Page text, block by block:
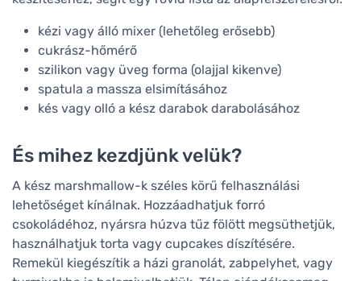
kézi vagy álló mixer (lehetőleg erősebb)
cukrász-hőmérő
szilikon vagy üveg forma (olajjal kikenve)
spatula a massza elsimításához
kés vagy olló a kész darabok darabolásához
És mihez kezdjünk velük?
A kész marshmallow-k széles körű felhasználási
lehetőséget kínálnak. Hozzáadhatjuk forró
csokoládéhoz, nyársra húzva tűz fölött megsüthetjük,
használhatjuk torta vagy cupcakes díszítésére.
Remekül kiegészítik a házi granolát, zabpelyhet, vagy